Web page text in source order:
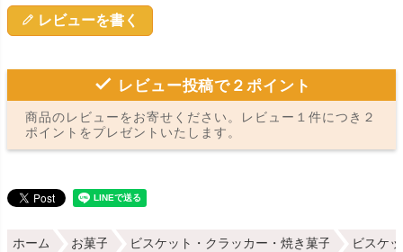
レビューを書く
レビュー投稿で２ポイント
商品のレビューをお寄せください。レビュー１件につき２
ポイントをプレゼントいたします。
ホーム お菓子 ビスケット・クラッカー・焼き菓子 ビスケ